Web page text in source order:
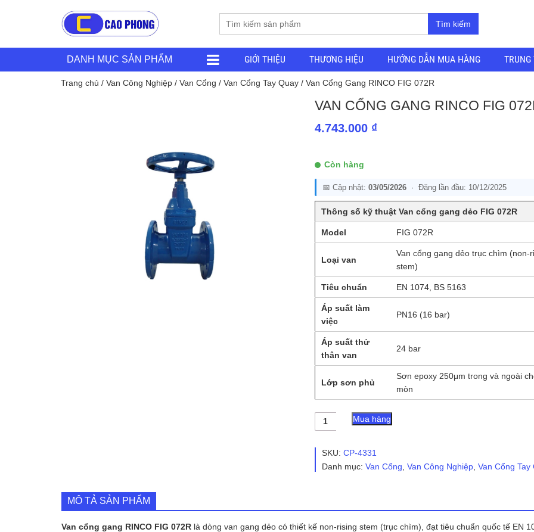
Tìm kiếm
DANH MỤC SẢN PHẨM GIỚI THIỆU THƯƠNG HIỆU HƯỚNG DẪN MUA HÀNG
Trang chủ / Van Công Nghiệp / Van Cổng / Van Cổng Tay Quay / Van Cổng Gang RINCO FIG 072R
VAN CỔNG GANG RINCO FIG
4.743.000 ₫
Còn hàng
📅 Cập nhật: 03/05/2026· Đăng lần đầu: 10/12/2025
Thông số kỹ thuật Van cổng gang dẻo FIG 072R
Model FIG 072R
Loại van
Van cổng gang dẻo trục chìm (non-
stem)
Tiêu chuẩn EN 1074, BS 5163
Áp suất làm
việc
PN16 (16 bar)
Áp suất thử
thân van
24 bar
Lớp sơn phủ
Sơn epoxy 250μm trong và ngoài
mòn
Van
RINCO
072R
Mua hàng
SKU: CP-4331
Danh mục: Van Cổng Van Công Nghiệp, Van Cổng Tay
MÔ TẢ SẢN PHẨM
Van cổng gang RINCO FIG 072R là dòng van gang dẻo có thiết kế non-rising stem (trục chìm), đạt tiêu chuẩn quốc tế EN